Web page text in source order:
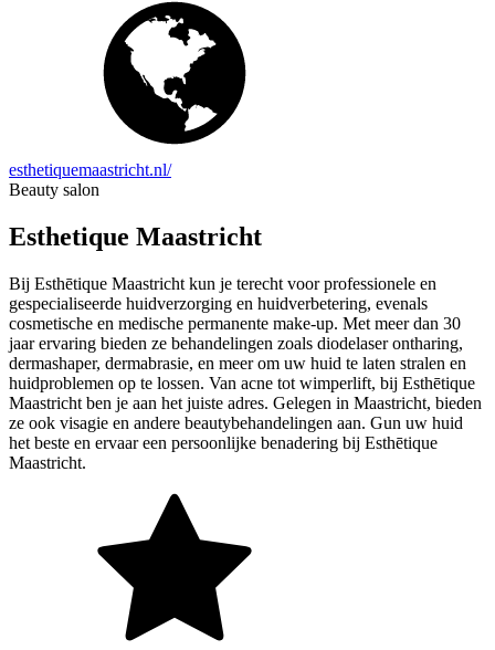
esthetiquemaastricht.nl/
Beauty salon
Esthetique Maastricht
Bij Esthētique Maastricht kun je terecht voor professionele en
gespecialiseerde huidverzorging en huidverbetering, evenals
cosmetische en medische permanente make-up. Met meer dan 30
jaar ervaring bieden ze behandelingen zoals diodelaser ontharing,
dermashaper, dermabrasie, en meer om uw huid te laten stralen en
huidproblemen op te lossen. Van acne tot wimperlift, bij Esthētique
Maastricht ben je aan het juiste adres. Gelegen in Maastricht, bieden
ze ook visagie en andere beautybehandelingen aan. Gun uw huid
het beste en ervaar een persoonlijke benadering bij Esthētique
Maastricht.